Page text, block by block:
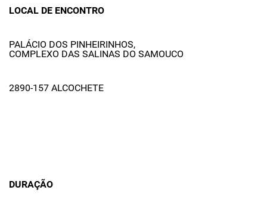
LOCAL DE ENCONTRO
PALÁCIO DOS PINHEIRINHOS,
COMPLEXO DAS SALINAS DO SAMOUCO
2890-157 ALCOCHETE
DURAÇÃO